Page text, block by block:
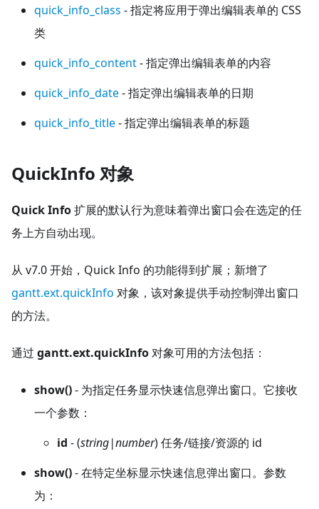
quick_info_class - 指定将应用于弹出编辑表单的 CSS
类
quick_info_content- 指定弹出编辑表单的内容
quick_info_date- 指定弹出编辑表单的日期
quick_info_title- 指定弹出编辑表单的标题
QuickInfo 对象
Quick Info扩展的默认行为意味着弹出窗口会在选定的任
务上方自动出现。
从 v7.0 开始，Quick Info 的功能得到扩展；新增了
gantt.ext.quickInfo 对象，该对象提供手动控制弹出窗口
的方法。
通过 gantt.ext.quickInfo对象可用的方法包括：
show()- 为指定任务显示快速信息弹出窗口。它接收
一个参数：
id - (string|number) 任务/链接/资源的 id
show()- 在特定坐标显示快速信息弹出窗口。参数
为：